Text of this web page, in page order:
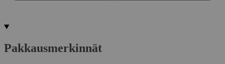
Pakkausmerkinnät